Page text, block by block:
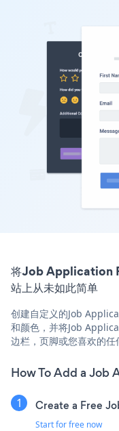
将Job Application
站上从未如此简单
创建自定义的Job
和颜色，并将Job
边栏，页脚或您喜欢的任
How To Add a Job
Create a Free
Start for free now